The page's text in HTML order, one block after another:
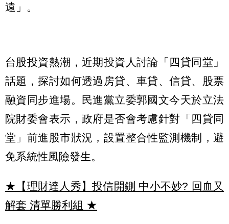
遠」。
台股投資熱潮，近期投資人討論「四貸同堂」
話題，探討如何透過房貸、車貸、信貸、股票
融資同步進場。民進黨立委郭國文今天於立法
院財委會表示，政府是否會考慮針對「四貸同
堂」前進股市狀況，設置整合性監測機制，避
免系統性風險發生。
★【理財達人秀】投信開鍘 中小不妙? 回血又
解套 清單勝利組 ★